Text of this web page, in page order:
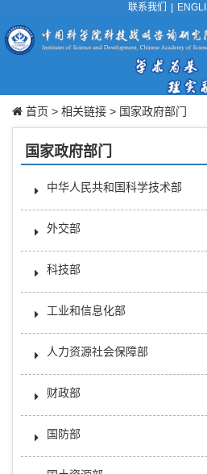
联系我们
首页 > 相关链接 > 国家政府部门
国家政府部门
中华人民共和国科学技术部
外交部
科技部
工业和信息化部
人力资源社会保障部
财政部
国防部